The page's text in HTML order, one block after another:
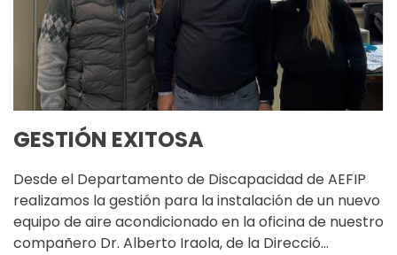
GESTIÓN EXITOSA
Desde el Departamento de Discapacidad de AEFIP
realizamos la gestión para la instalación de un nuevo
equipo de aire acondicionado en la oficina de nuestro
compañero Dr. Alberto Iraola, de la Direcció…